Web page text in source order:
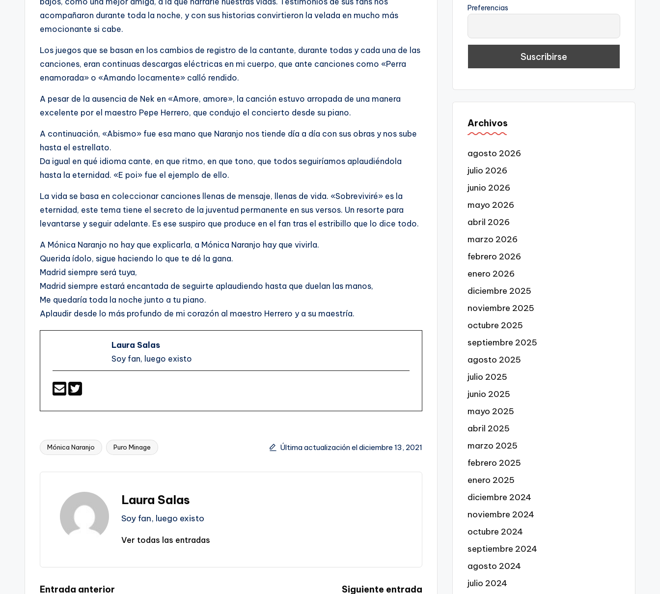
acompañaron durante toda la noche, y con sus historias convirtieron la velada en mucho más
emocionante si cabe.
Los juegos que se basan en los cambios de registro de la cantante, durante todas y cada una de las
canciones, eran continuas descargas eléctricas en mi cuerpo, que ante canciones como «Perra
enamorada» o «Amando locamente» calló rendido.
A pesar de la ausencia de Nek en «Amore, amore», la canción estuvo arropada de una manera
excelente por el maestro Pepe Herrero, que condujo el concierto desde su piano.
A continuación, «Abismo» fue esa mano que Naranjo nos tiende día a día con sus obras y nos sube
hasta el estrellato.
Da igual en qué idioma cante, en que ritmo, en que tono, que todos seguiríamos aplaudiéndola
hasta la eternidad. «E poi» fue el ejemplo de ello.
La vida se basa en coleccionar canciones llenas de mensaje, llenas de vida. «Sobreviviré» es la
eternidad, este tema tiene el secreto de la juventud permanente en sus versos. Un resorte para
levantarse y seguir adelante. Es ese suspiro que produce en el fan tras el estribillo que lo dice todo.
A Mónica Naranjo no hay que explicarla, a Mónica Naranjo hay que vivirla.
Querida ídolo, sigue haciendo lo que te dé la gana.
Madrid siempre será tuya,
Madrid siempre estará encantada de seguirte aplaudiendo hasta que duelan las manos,
Me quedaría toda la noche junto a tu piano.
Aplaudir desde lo más profundo de mi corazón al maestro Herrero y a su maestría.
Laura Salas
Soy fan, luego existo
Etiquetas:
Mónica Naranjo Puro Minage Última actualización el diciembre 13, 2021
Laura Salas
Soy fan, luego existo
Ver todas las entradas
Entrada anterior Siguiente entrada
Preferencias
Archivos
agosto 2026
julio 2026
junio 2026
mayo 2026
abril 2026
marzo 2026
febrero 2026
enero 2026
diciembre 2025
noviembre 2025
octubre 2025
septiembre 2025
agosto 2025
julio 2025
junio 2025
mayo 2025
abril 2025
marzo 2025
febrero 2025
enero 2025
diciembre 2024
noviembre 2024
octubre 2024
septiembre 2024
agosto 2024
julio 2024